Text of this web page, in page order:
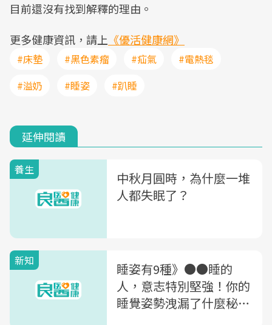
目前還沒有找到解釋的理由。
更多健康資訊，請上 《優活健康網》
#床墊 #黑色素瘤 #疝氣
#電熱毯
#溢奶
#睡姿 #趴睡
延伸閱讀
養生
中秋月圓時，為什麼一堆
人都失眠了？
新知
睡姿有9種》●●睡的
人，意志特別堅強！你的
睡覺姿勢洩漏了什麼秘